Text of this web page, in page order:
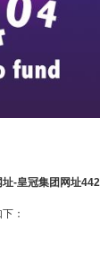
-皇冠集团网址442
：